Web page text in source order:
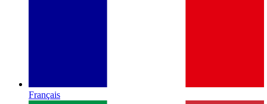
Français